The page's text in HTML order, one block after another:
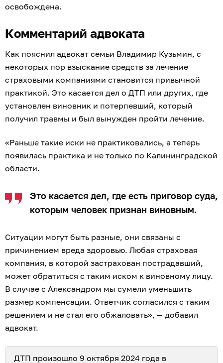
освобождена.
Комментарий адвоката
Как пояснил адвокат семьи Владимир Кузьмин, с
некоторых пор взыскание средств за лечение
страховыми компаниями становится привычной
практикой. Это касается дел о ДТП или других, где
установлен виновник и потерпевший, который
получил травмы и был вынужден пройти лечение.
«Раньше такие иски не практиковались, а теперь
появилась практика и не только по Калининградской
области.
Это касается дел, где есть приговор суда,
которым человек признан виновным.
Ситуации могут быть разные, они связаны с
причинением вреда здоровью. Любая страховая
компания, в которой застрахован пострадавший,
может обратиться с таким иском к виновному лицу.
В случае с Александром мы сумели уменьшить
размер компенсации. Ответчик согласился с таким
решением и не стал его обжаловать», — добавил
адвокат.
ДТП произошло 9 октября 2024 года в